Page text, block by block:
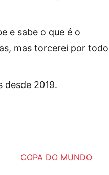
e sabe o que é o
mas torcerei por
desde 2019.
COPA DO MUNDO